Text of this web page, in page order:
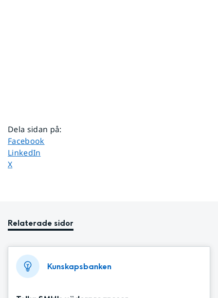
Dela sidan på:
Dela sidan på
Facebook
Dela sidan på
LinkedIn
Dela sidan på
X
Relaterade sidor
Kunskapsbanken